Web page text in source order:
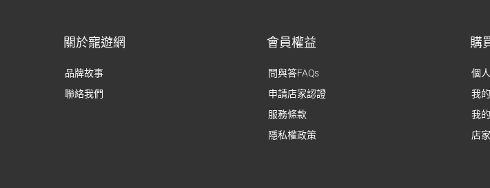
關於寵遊網
品牌故事
聯絡我們
會員權益
問與答FAQs
申請店家認證
服務條款
隱私權政策
購
個
我
我
店